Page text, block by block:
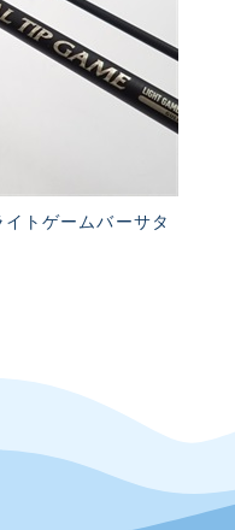
トゲームバーサタ